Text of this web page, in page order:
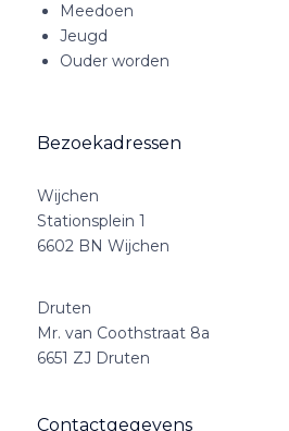
Meedoen
Jeugd
Ouder worden
Bezoekadressen
Wijchen
Stationsplein 1
6602 BN Wijchen
Druten
Mr. van Coothstraat 8a
6651 ZJ Druten
Contactgegevens